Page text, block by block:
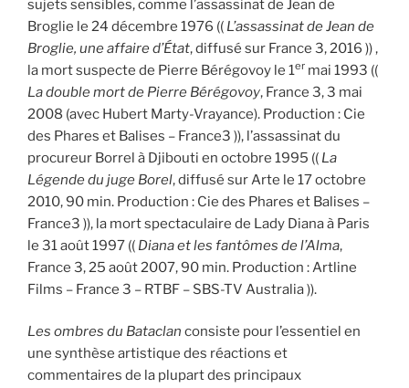
sujets sensibles, comme l’assassinat de Jean de
Broglie le 24 décembre 1976 (( L’assassinat de Jean de
Broglie, une affaire d’État, diffusé sur France 3, 2016 )) ,
la mort suspecte de Pierre Bérégovoy le 1er mai 1993 ((
La double mort de Pierre Bérégovoy, France 3, 3 mai
2008 (avec Hubert Marty-Vrayance). Production : Cie
des Phares et Balises – France3 )), l’assassinat du
procureur Borrel à Djibouti en octobre 1995 (( La
Légende du juge Borel, diffusé sur Arte le 17 octobre
2010, 90 min. Production : Cie des Phares et Balises –
France3 )), la mort spectaculaire de Lady Diana à Paris
le 31 août 1997 (( Diana et les fantômes de l’Alma,
France 3, 25 août 2007, 90 min. Production : Artline
Films – France 3 – RTBF – SBS-TV Australia )).
Les ombres du Bataclan consiste pour l’essentiel en
une synthèse artistique des réactions et
commentaires de la plupart des principaux